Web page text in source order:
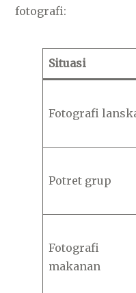
fotografi:
Situasi
Fotografi
Potret grup
Fotografi
makanan